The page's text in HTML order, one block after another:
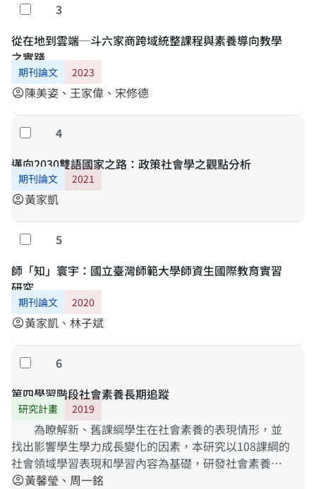
勾選
3
從在地到雲端─斗六家商跨域統整課程與素養導向教學
之實踐
期刊論文 2023
account_circle陳美姿、王家偉、宋修德
勾選
4
邁向2030雙語國家之路：政策社會學之觀點分析
期刊論文 2021
account_circle黃家凱
勾選
5
師「知」寰宇：國立臺灣師範大學師資生國際教育實習
研究
期刊論文 2020
account_circle黃家凱、林子斌
勾選
6
第四學習階段社會素養長期追蹤
研究計畫 2019
為瞭解新、舊課綱學生在社會素養的表現情形，並
找出影響學生學力成長變化的因素，本研究以108課綱的
社會領域學習表現和學習內容為基礎，研發社會素養評
量架構，社會素養評量架構擬包含探究、情意、學科訓
account_circle黃馨瑩、周一銘